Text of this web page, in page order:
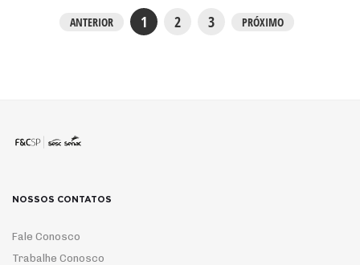
ANTERIOR 1 2 3 PRÓXIMO
NOSSOS CONTATOS
Fale Conosco
Trabalhe Conosco